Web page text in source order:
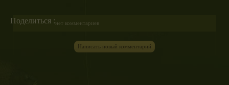
Поделиться :нет комментариев
Написать новый комментарий